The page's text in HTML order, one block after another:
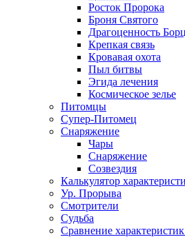
Росток Пророка
Броня Святого
Драгоценность
Крепкая связь
Кровавая охота
Пыл битвы
Эгида лечения
Космическое зелье
Питомцы
Супер-Питомец
Снаряжение
Чары
Снаряжение
Созвездия
Калькулятор
Ур. Прорыва
Смотрители
Судьба
Сравнение характеристик